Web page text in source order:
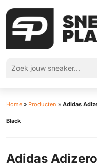
Home » Producten » Adidas
Black
Adidas